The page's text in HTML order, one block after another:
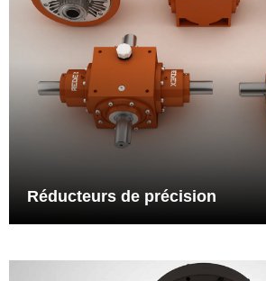
Réducteurs de précision
Réducteurs de précision
La plus grande gamme de différentiels
d'angle spiroconiques,
Voir plus